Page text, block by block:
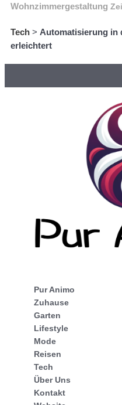
Wohnzimmergestaltung
Tech > Automatisierung in
erleichtert
Pur Animo
Zuhause
Garten
Lifestyle
Mode
Reisen
Tech
Über Uns
Kontakt